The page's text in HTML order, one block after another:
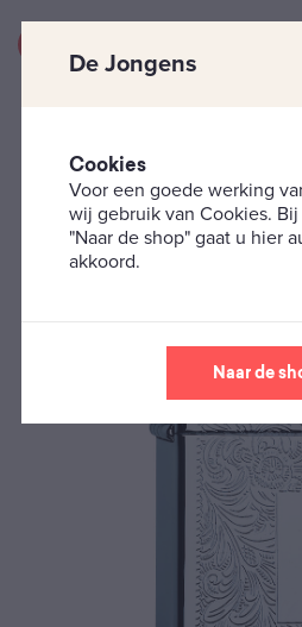
Zippo's Classic
Venetian
Aansteker
De Jongens
Cookies
Voor een goede werking
wij gebruik van Cookies.
"Naar de shop" gaat u hier
akkoord.
Naar de